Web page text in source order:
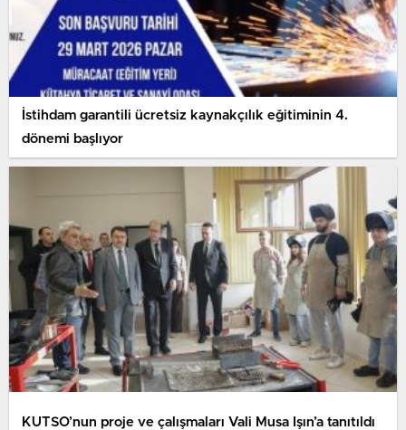
İstihdam garantili ücretsiz kaynakçılık eğitiminin 4.
dönemi başlıyor
KUTSO’nun proje ve çalışmaları Vali Musa Işın’a tanıtıldı